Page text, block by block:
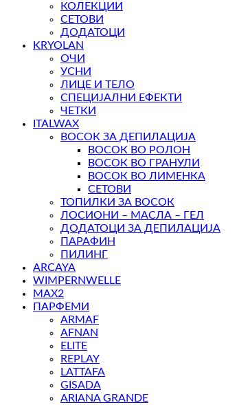
КОЛЕКЦИИ
СЕТОВИ
ДОДАТОЦИ
KRYOLAN
ОЧИ
УСНИ
ЛИЦЕ И ТЕЛО
СПЕЦИЈАЛНИ ЕФЕКТИ
ЧЕТКИ
ITALWAX
ВОСОК ЗА ДЕПИЛАЦИЈА
ВОСОК ВО РОЛОН
ВОСОК ВО ГРАНУЛИ
ВОСОК ВО ЛИМЕНКА
СЕТОВИ
ТОПИЛКИ ЗА ВОСОК
ЛОСИОНИ – МАСЛА – ГЕЛ
ДОДАТОЦИ ЗА ДЕПИЛАЦИЈА
ПАРАФИН
ПИЛИНГ
ARCAYA
WIMPERNWELLE
MAX2
ПАРФЕМИ
ARMAF
AFNAN
ELITE
REPLAY
LATTAFA
GISADA
ARIANA GRANDE